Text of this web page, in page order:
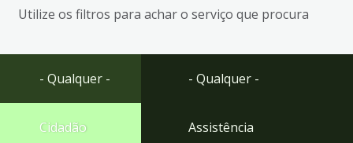
busca
Ir
rodapé
Utilize os filtros para achar o serviço que procura
- Qualquer -
Cidadão
- Qualquer -
Assistência